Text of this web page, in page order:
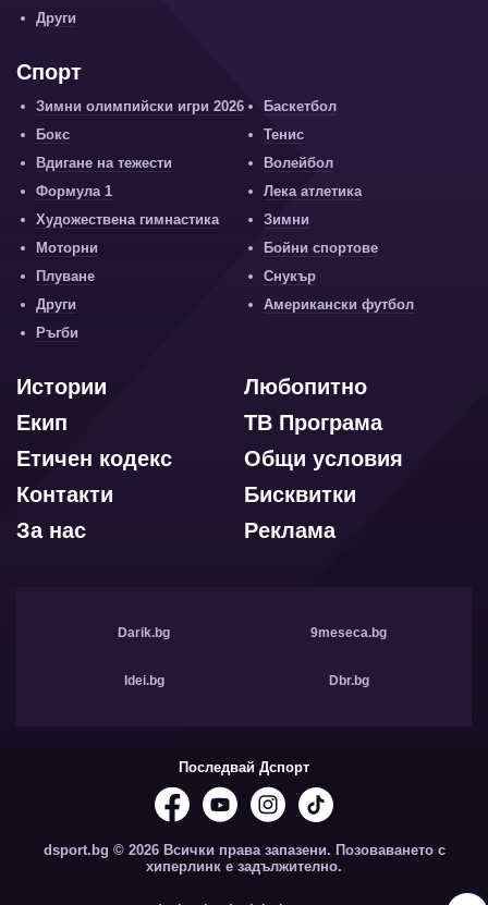
Други
Спорт
Зимни олимпийски игри 2026
Баскетбол
Бокс
Тенис
Вдигане на тежести
Волейбол
Формула 1
Лека атлетика
Художествена гимнастика
Зимни
Моторни
Бойни спортове
Плуване
Снукър
Други
Американски футбол
Ръгби
Любопитно
Истории
ТВ Програма
Екип
Общи условия
Етичен кодекс
Бисквитки
Контакти
Реклама
За нас
Darik.bg 9meseca.bg
Idei.bg Dbr.bg
Последвай Дспорт
dsport.bg © 2026 Всички права запазени. Позоваването с
хиперлинк е задължително.